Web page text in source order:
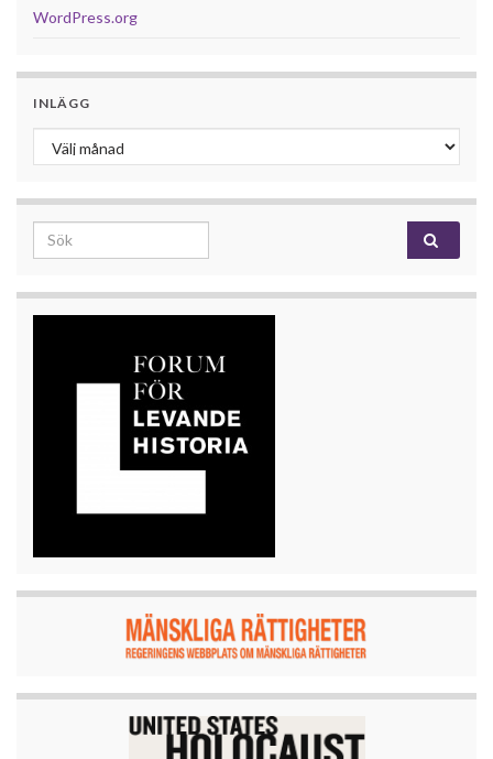
WordPress.org
INLÄGG
Inlägg
Search for: